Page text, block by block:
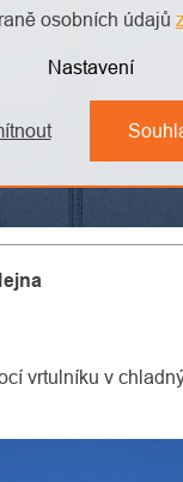
osobních údajů
Nastavení
vrtulníku v